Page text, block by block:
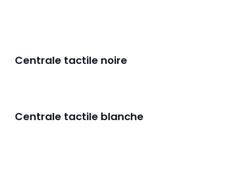
Centrale tactile noire
Centrale tactile blanche